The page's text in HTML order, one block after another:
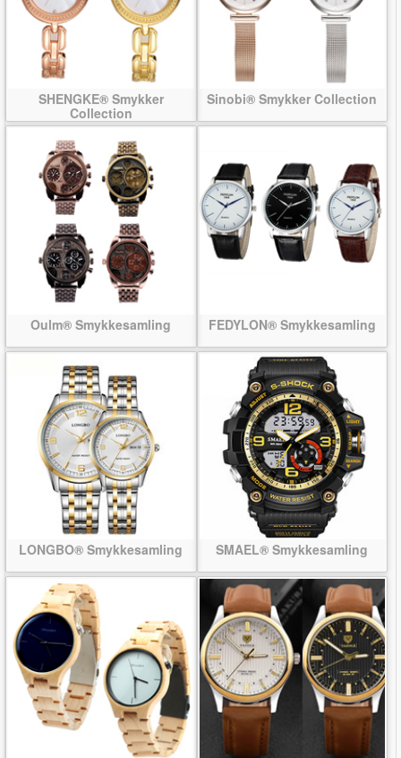
SHENGKE® Smykker
Collection
Sinobi® Smykker Collection
Oulm® Smykkesamling FEDYLON® Smykkesamling
LONGBO® Smykkesamling SMAEL® Smykkesamling